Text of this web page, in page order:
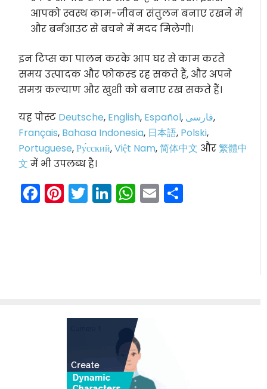
आपको स्वस्थ काम-जीवन संतुलन बनाए रखने में
और बर्नआउट से बचने में मदद मिलेगी।
इन टिप्स का पालन करके आप घर से काम करते
समय उत्पादक और फोकस्ड रह सकते हैं, और अपने
समग्र कल्याण और खुशी को बनाए रख सकते हैं।
यह पोस्ट Deutsche, English, Español, فارسی,
Français, Bahasa Indonesia, 日本語, Polski,
Portuguese,Ру́сский,Việt Nam,简体中文 और繁體中
文 में भी उपलब्ध है।
Facebook
Pinterest
Twitter
LinkedIn
WhatsApp
Email